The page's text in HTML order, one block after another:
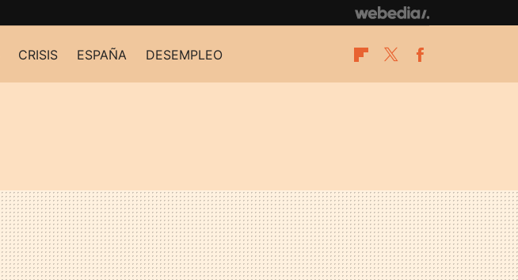
CRISIS ESPAÑA DESEMPLEO Flipboard
Twitter